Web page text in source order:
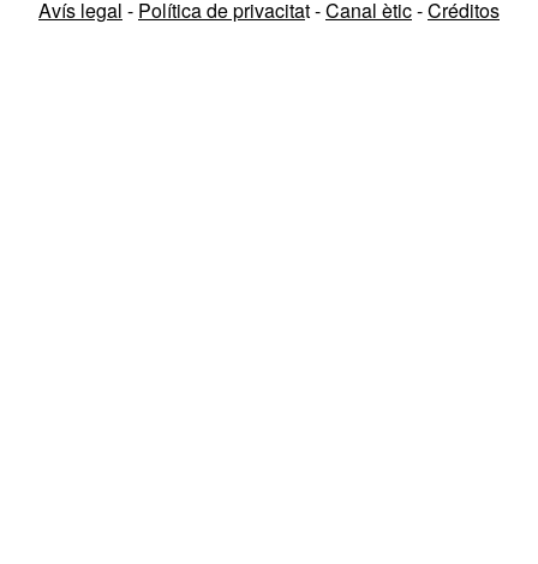
Avís legal - Política de privacitat -Canal ètic-Créditos